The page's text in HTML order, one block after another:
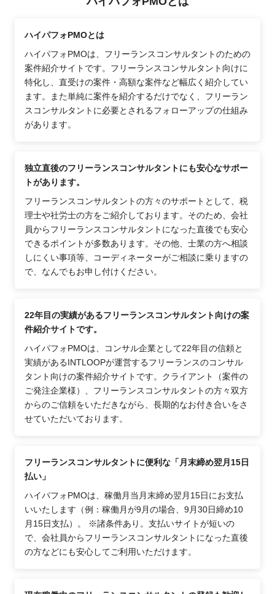
ハイパフォPMOとは
ハイパフォPMOは、フリーランスコンサルタントのための
案件紹介サイトです。フリーランスコンサルタント向けに
特化し、直受けの案件・高額な案件など幅広く紹介してい
ます。また単純に案件を紹介するだけでなく、フリーラン
スコンサルタントに必要とされるフォローアップの仕組み
があります。
独立直後のフリーランスコンサルタントにも安心なサポー
トがあります。
フリーランスコンサルタントの方々のサポートとして、税
理士や社労士の方をご紹介しております。そのため、会社
員からフリーランスコンサルタントになった直後でも安心
できるポイントが多数あります。その他、士業の方へ相談
しにくい事項等、コーディネーターがご相談に乗りますの
で、なんでもお申し付けください。
22年目の実績があるフリーランスコンサルタント向けの案
件紹介サイトです。
ハイパフォPMOは、コンサル企業として22年目の信頼と
実績があるINTLOOPが運営するフリーランスのコンサル
タント向けの案件紹介サイトです。クライアント（案件の
ご発注企業様）、フリーランスコンサルタントの方々双方
からのご信頼をいただきながら、長期的なお付き合いをさ
せていただいております。
フリーランスコンサルタントに便利な「月末締め翌月15日
払い」
ハイパフォPMOは、稼働月当月末締め翌月15日にお支払
いいたします（例：稼働月が9月の場合、9月30日締め10
月15日支払）。 ※諸条件あり。支払いサイトが短いの
で、会社員からフリーランスコンサルタントになった直後
の方などにも安心してご利用いただけます。